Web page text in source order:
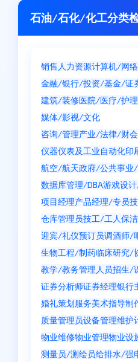
石油/石化/化工分类
销售 人力资源计算机/网
金融/银行/投资/基金/证
建筑/装修医院/医疗/护理
媒体/影视/文化
咨询/管理产业/法律/财会
仪器仪表及工业自动化印
航空/航天政府/公共事业
数据库管理/DBA游戏设
项目经理产品经理/专员
仓库管理员技工/工人保洁
迎宾/礼仪预订员调酒师/
生物工程/制药临床研究/
教学/教务管理人员招生/
证券分析师证券经理银行
婚礼策划服务美术指导制
质量管理员设备管理维护
物业维修物业管理物业设
测量员/测绘员给排水/强